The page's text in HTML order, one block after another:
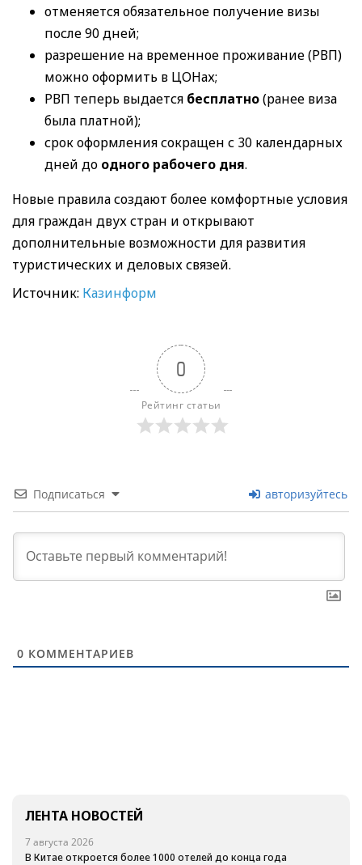
отменяется обязательное получение визы
после 90 дней;
разрешение на временное проживание (РВП)
можно оформить в ЦОНах;
РВП теперь выдается бесплатно(ранее виза
была платной);
срок оформления сокращен с 30 календарных
дней до одного рабочего дня.
Новые правила создают более комфортные условия
для граждан двух стран и открывают
дополнительные возможности для развития
туристических и деловых связей.
Источник: Казинформ
0
Рейтинг статьи
Подписаться авторизуйтесь
0 КОММЕНТАРИЕВ
ЛЕНТА НОВОСТЕЙ
7 августа 2026
В Китае откроется более 1000 отелей до конца года